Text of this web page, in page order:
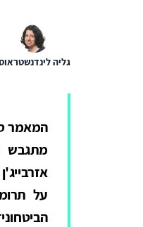
גליה
המאמר
מתגבש
על